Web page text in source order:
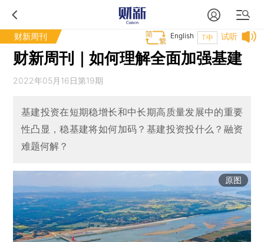
财新周刊 试听
T中
English
财新周刊｜如何理解全面加强基建
2022年05月16日第19期
基建投资在短期稳增长和中长期高质量发展中的重要
性凸显，稳基建将如何加码？基建投资投什么？融资
难题何解？
原图